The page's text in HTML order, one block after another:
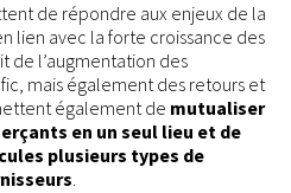
de répondre aux enjeux de la
lien avec la forte croissance des
de l’augmentation des
mais également des retours et
également de mutualiser
en un seul lieu et de
plusieurs types de
.